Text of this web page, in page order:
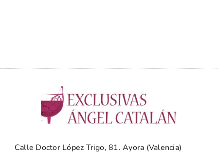
Calle Doctor López Trigo, 81. Ayora (Valencia)